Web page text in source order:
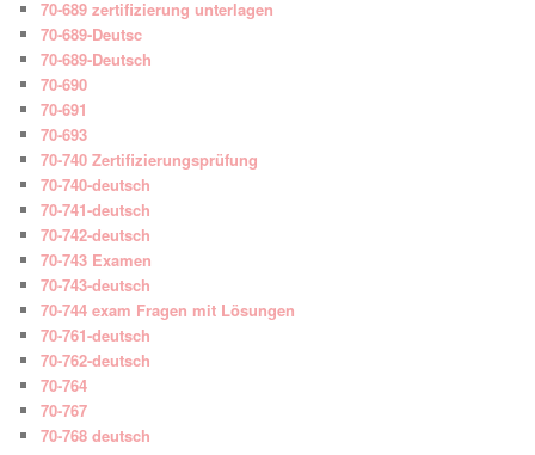
70-689 zertifizierung unterlagen
70-689-Deutsc
70-689-Deutsch
70-690
70-691
70-693
70-740 Zertifizierungsprüfung
70-740-deutsch
70-741-deutsch
70-742-deutsch
70-743 Examen
70-743-deutsch
70-744 exam Fragen mit Lösungen
70-761-deutsch
70-762-deutsch
70-764
70-767
70-768 deutsch